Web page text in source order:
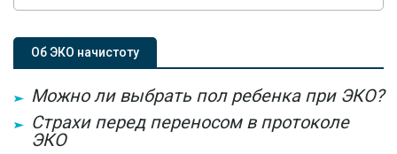
Об ЭКО начистоту
Можно ли выбрать пол ребенка при ЭКО?
Страхи перед переносом в протоколе
ЭКО